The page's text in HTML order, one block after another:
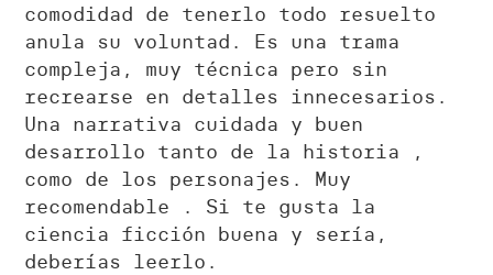
comodidad de tenerlo todo resuelto
anula su voluntad. Es una trama
compleja, muy técnica pero sin
recrearse en detalles innecesarios.
Una narrativa cuidada y buen
desarrollo tanto de la historia ,
como de los personajes. Muy
recomendable . Si te gusta la
ciencia ficción buena y sería,
deberías leerlo.